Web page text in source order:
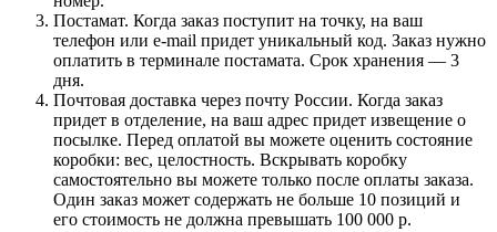
Постамат. Когда заказ поступит на точку, на ваш
телефон или e-mail придет уникальный код. Заказ нужно
оплатить в терминале постамата. Срок хранения — 3
дня.
Почтовая доставка через почту России. Когда заказ
придет в отделение, на ваш адрес придет извещение о
посылке. Перед оплатой вы можете оценить состояние
коробки: вес, целостность. Вскрывать коробку
самостоятельно вы можете только после оплаты заказа.
Один заказ может содержать не больше 10 позиций и
его стоимость не должна превышать 100 000 р.